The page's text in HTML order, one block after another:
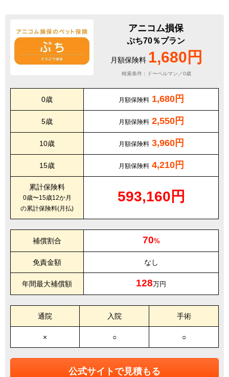
アニコム損保
ぷち70％プラン
月額保険料 1,680円
検索条件：ドーベルマン／0歳
0歳 月額保険料 1,680円
5歳 月額保険料 2,550円
10歳 月額保険料 3,960円
15歳 月額保険料 4,210円
累計保険料
0歳〜15歳12か月
の累計保険料(月払)
593,160円
補償割合 70%
免責金額 なし
年間最大補償額 128万円
通院 入院 手術
× ○ ○
公式サイトで見積もる